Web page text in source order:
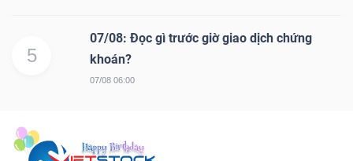
5
07/08: Đọc gì trước giờ giao dịch chứng
khoán?
07/08 06:00